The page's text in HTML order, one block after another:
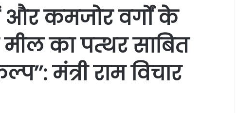
और कमजोर वर्गों के
का पत्थर साबित
मंत्री राम विचार